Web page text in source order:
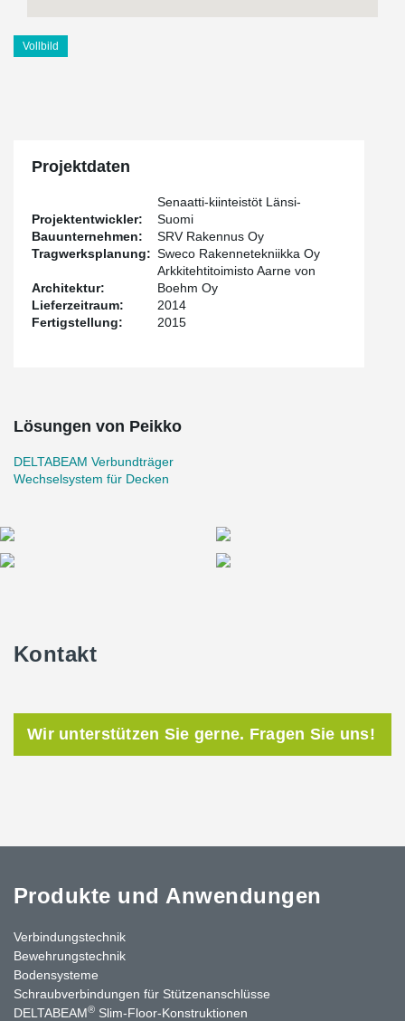
Vollbild
Projektdaten
Projektentwickler:
Senaatti-kiinteistöt Länsi-
Suomi
Bauunternehmen:
SRV Rakennus Oy
Tragwerksplanung: Sweco Rakennetekniikka Oy
Architektur:
Arkkitehtitoimisto Aarne von
Boehm Oy
Lieferzeitraum:
2014
Fertigstellung:
2015
Lösungen von Peikko
DELTABEAM Verbundträger
Wechselsystem für Decken
Kontakt
Wir unterstützen Sie gerne. Fragen Sie uns!
Produkte und Anwendungen
Verbindungstechnik
Bewehrungstechnik
Bodensysteme
Schraubverbindungen für Stützen­anschlüsse
DELTABEAM® Slim-Floor-Konstruktionen